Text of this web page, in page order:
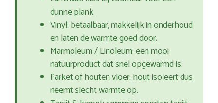
dunne plank.
Vinyl: betaalbaar, makkelijk in onderhoud
en laten de warmte goed door.
Marmoleum / Linoleum: een mooi
natuurproduct dat snel opgewarmd is.
Parket of houten vloer: hout isoleert dus
neemt slecht warmte op.